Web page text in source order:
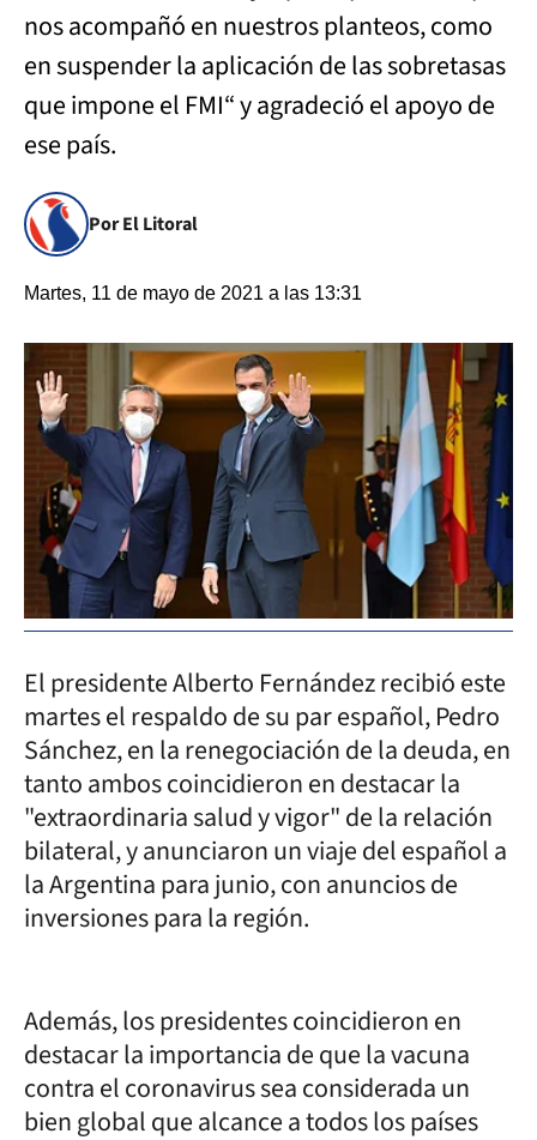
nos acompañó en nuestros planteos, como
en suspender la aplicación de las sobretasas
que impone el FMI“ y agradeció el apoyo de
ese país.
Por El Litoral
Martes, 11 de mayo de 2021 a las 13:31
El presidente Alberto Fernández recibió este
martes el respaldo de su par español, Pedro
Sánchez, en la renegociación de la deuda, en
tanto ambos coincidieron en destacar la
"extraordinaria salud y vigor" de la relación
bilateral, y anunciaron un viaje del español a
la Argentina para junio, con anuncios de
inversiones para la región.
Además, los presidentes coincidieron en
destacar la importancia de que la vacuna
contra el coronavirus sea considerada un
bien global que alcance a todos los países